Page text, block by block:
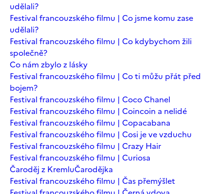
udělali?
Festival francouzského filmu | Co jsme komu zase
udělali?
Festival francouzského filmu | Co kdybychom žili
společně?
Co nám zbylo z lásky
Festival francouzského filmu | Co ti můžu přát před
bojem?
Festival francouzského filmu | Coco Chanel
Festival francouzského filmu | Coincoin a nelidé
Festival francouzského filmu | Copacabana
Festival francouzského filmu | Cosi je ve vzduchu
Festival francouzského filmu | Crazy Hair
Festival francouzského filmu | Curiosa
Čaroděj z KremluČarodějka
Festival francouzského filmu | Čas přemýšlet